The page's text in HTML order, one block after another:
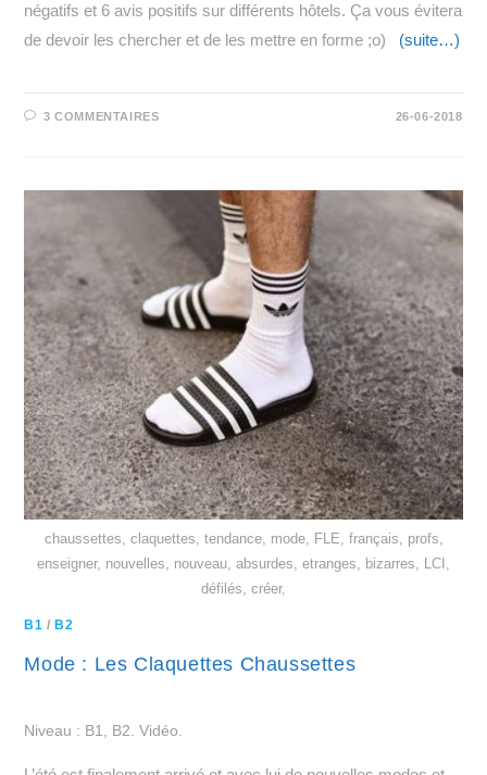
négatifs et 6 avis positifs sur différents hôtels. Ça vous évitera
de devoir les chercher et de les mettre en forme ;o) (suite…)
3 COMMENTAIRES 26-06-2018
chaussettes, claquettes, tendance, mode, FLE, français, profs,
enseigner, nouvelles, nouveau, absurdes, etranges, bizarres, LCI,
défilés, créer,
B1 / B2
Mode : Les Claquettes Chaussettes
Niveau : B1, B2. Vidéo.